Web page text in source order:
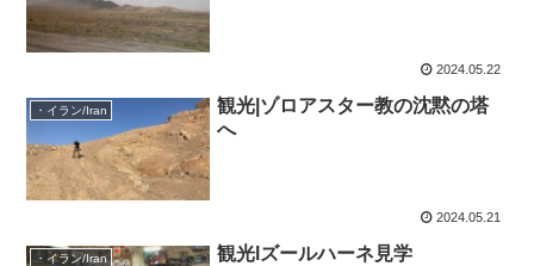
2024.05.22
・イラン/Iran
観光|ゾロアスター教の沈黙の塔
へ
2024.05.21
・イラン/Iran 観光lズールハーネ見学